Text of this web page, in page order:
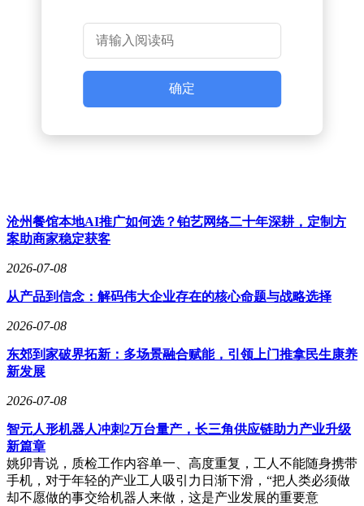
确定
沧州餐馆本地AI推广如何选？铂艺网络二十年深耕，定制方
案助商家稳定获客
2026-07-08
从产品到信念：解码伟大企业存在的核心命题与战略选择
2026-07-08
东郊到家破界拓新：多场景融合赋能，引领上门推拿民生康养
新发展
2026-07-08
智元人形机器人冲刺2万台量产，长三角供应链助力产业升级
新篇章
姚卯青说，质检工作内容单一、高度重复，工人不能随身携带
手机，对于年轻的产业工人吸引力日渐下滑，“把人类必须做
却不愿做的事交给机器人来做，这是产业发展的重要意